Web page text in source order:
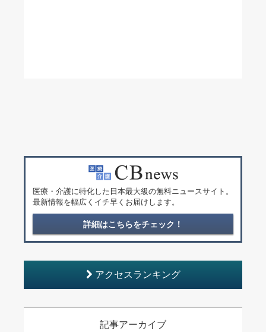
医療・介護に特化した日本最大級の無料ニュースサイト。
最新情報を幅広くイチ早くお届けします。
詳細はこちらをチェック！
アクセスランキング
記事アーカイブ